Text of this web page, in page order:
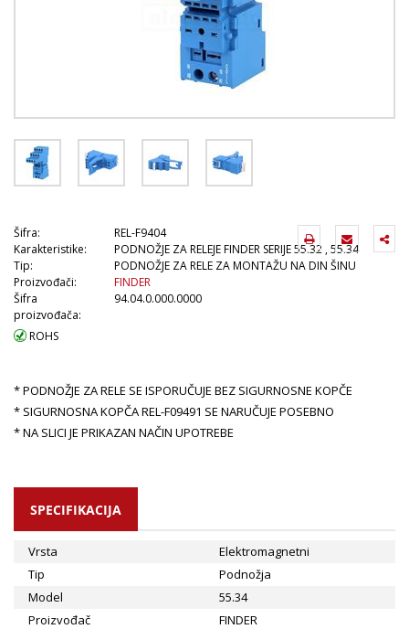
Šifra:
REL-F9404
Karakteristike:
PODNOŽJE ZA RELEJE FINDER SERIJE 55.32 , 55.34
Tip:
PODNOŽJE ZA RELE ZA MONTAŽU NA DIN ŠINU
Proizvođači:
FINDER
Šifra
proizvođača:
94.04.0.000.0000
ROHS
* PODNOŽJE ZA RELE SE ISPORUČUJE BEZ SIGURNOSNE KOPČE
* SIGURNOSNA KOPČA REL-F09491 SE NARUČUJE POSEBNO
* NA SLICI JE PRIKAZAN NAČIN UPOTREBE
SPECIFIKACIJA
Vrsta
Elektromagnetni
Tip
Podnožja
Model
55.34
Proizvođač
FINDER